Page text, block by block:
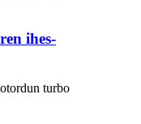
ihes-